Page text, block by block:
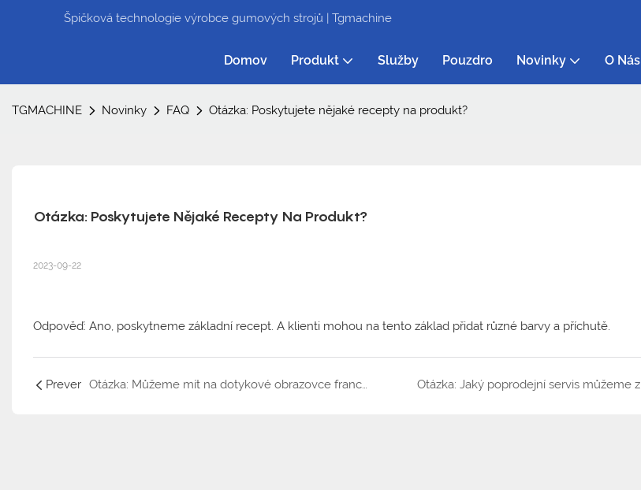
Špičková technologie výrobce gumových strojů | Tgmachine
Domov Produkt Služby Pouzdro Novinky O Nás
TGMACHINE Novinky FAQ Otázka: Poskytujete nějaké recepty na produkt?
Otázka: Poskytujete Nějaké Recepty Na Produkt?
2023-09-22
Odpověď: Ano, poskytneme základní recept. A klienti mohou na tento základ přidat různé barvy a příchutě.
Prever Otázka: Můžeme mít na dotykové obrazovce francouzský jazyk pro snadnější ovládání?